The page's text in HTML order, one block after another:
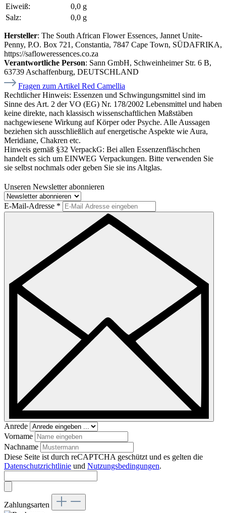
Eiweiß:
0,0 g
Salz:
0,0 g
Hersteller: The South African Flower Essences, Jannet Unite-
Penny, P.O. Box 721, Constantia, 7847 Cape Town, SÜDAFRIKA,
https://safloweressences.co.za
Verantwortliche Person: Sann GmbH, Schweinheimer Str. 6 B,
63739 Aschaffenburg, DEUTSCHLAND
Fragen zum Artikel Red Camellia
Rechtlicher Hinweis: Essenzen und Schwingungsmittel sind im
Sinne des Art. 2 der VO (EG) Nr. 178/2002 Lebensmittel und haben
keine direkte, nach klassisch wissenschaftlichen Maßstäben
nachgewiesene Wirkung auf Körper oder Psyche. Alle Aussagen
beziehen sich ausschließlich auf energetische Aspekte wie Aura,
Meridiane, Chakren etc.
Hinweis gemäß §32 VerpackG: Bei allen Essenzenfläschchen
handelt es sich um EINWEG Verpackungen. Bitte verwenden Sie
sie selbst nochmals oder geben Sie sie ins Altglas.
Unseren Newsletter abonnieren
E-Mail-Adresse *
Anrede
Vorname
Nachname
Diese Seite ist durch reCAPTCHA geschützt und es gelten die
Datenschutzrichtlinie und Nutzungsbedingungen.
Zahlungsarten